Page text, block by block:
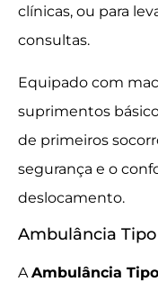
clínicas, ou para
consultas.
Equipado com
suprimentos
de primeiros
segurança e o
deslocamento.
Ambulância
AAmbulância